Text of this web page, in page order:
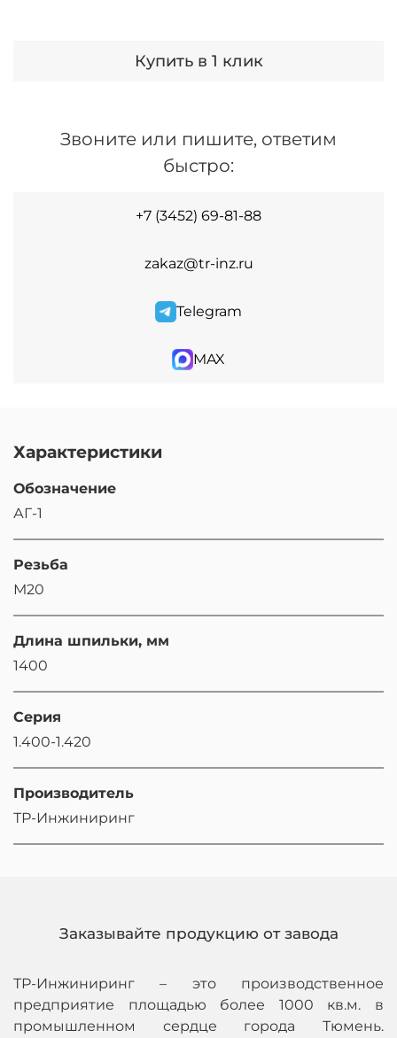
Купить в 1 клик
Звоните или пишите, ответим
быстро:
+7 (3452) 69-81-88
zakaz@tr-inz.ru
Telegram
MAX
Характеристики
Обозначение
АГ-1
Резьба
М20
Длина шпильки, мм
1400
Серия
1.400-1.420
Производитель
ТР-Инжиниринг
Заказывайте продукцию от завода
ТР-Инжиниринг – это производственное
предприятие площадью более 1000 кв.м. в
промышленном сердце города Тюмень.